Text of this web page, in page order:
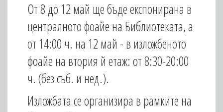
От 8 до 12 май ще бъде експонирана в
централното фоайе на Библиотеката, а
от 14:00 ч. на 12 май - в изложбеното
фоайе на втория й етаж: от 8:30-20:00
ч. (без съб. и нед.).
Изложбата се организира в рамките на